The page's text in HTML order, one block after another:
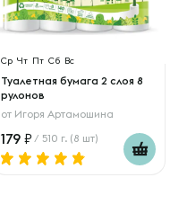
Ср Чт Пт Сб Вс
Туалетная бумага 2 слоя 8
рулонов
от Игоря Артамошина
179 / 510 г. (8 шт)